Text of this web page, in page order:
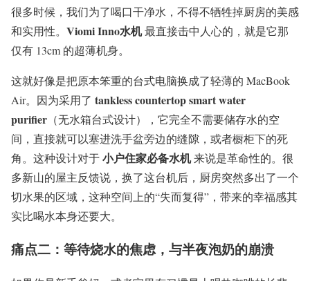
很多时候，我们为了喝口干净水，不得不牺牲掉厨房的美感
和实用性。 Viomi Inno水机最直接击中人心的，就是它那
仅有 13cm 的超薄机身。
这就好像是把原本笨重的台式电脑换成了轻薄的 MacBook
Air。因为采用了 tankless countertop smart water
purifier （无水箱台式设计），它完全不需要储存水的空
间，直接就可以塞进洗手盆旁边的缝隙，或者橱柜下的死
角。这种设计对于小户住家必备水机来说是革命性的。很
多新山的屋主反馈说，换了这台机后，厨房突然多出了一个
切水果的区域，这种空间上的“失而复得”，带来的幸福感其
实比喝水本身还要大。
痛点二：等待烧水的焦虑，与半夜泡奶的崩溃